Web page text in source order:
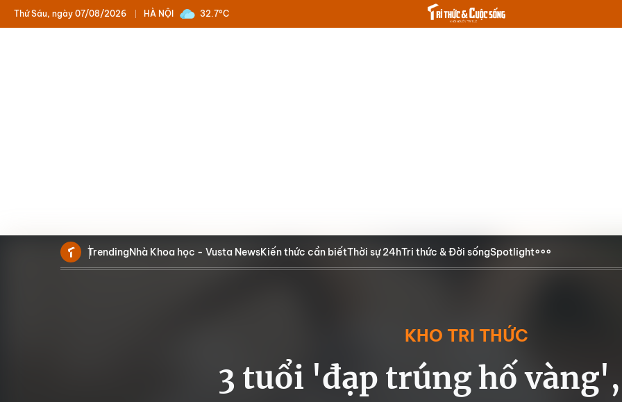
HÀ NỘI
Thứ Sáu, ngày 07/08/2026 32.7°C
TrendingNhà Khoa học - Vusta NewsKiến thức cần biếtThời sự 24hTri thức & Đời sốngSpotlight
KHO TRI THỨC
3 tuổi 'đạp trúng hố